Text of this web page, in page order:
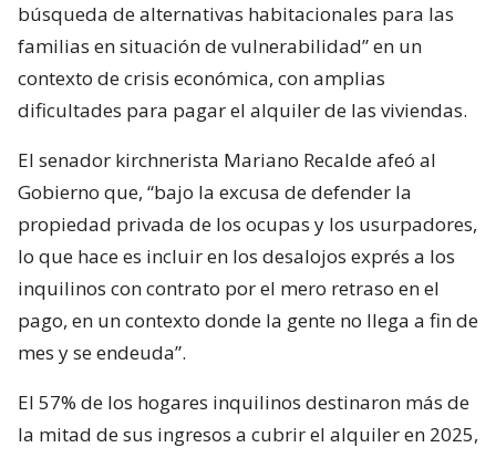
búsqueda de alternativas habitacionales para las
familias en situación de vulnerabilidad” en un
contexto de crisis económica, con amplias
dificultades para pagar el alquiler de las viviendas.
El senador kirchnerista Mariano Recalde afeó al
Gobierno que, “bajo la excusa de defender la
propiedad privada de los ocupas y los usurpadores,
lo que hace es incluir en los desalojos exprés a los
inquilinos con contrato por el mero retraso en el
pago, en un contexto donde la gente no llega a fin de
mes y se endeuda”.
El 57% de los hogares inquilinos destinaron más de
la mitad de sus ingresos a cubrir el alquiler en 2025,